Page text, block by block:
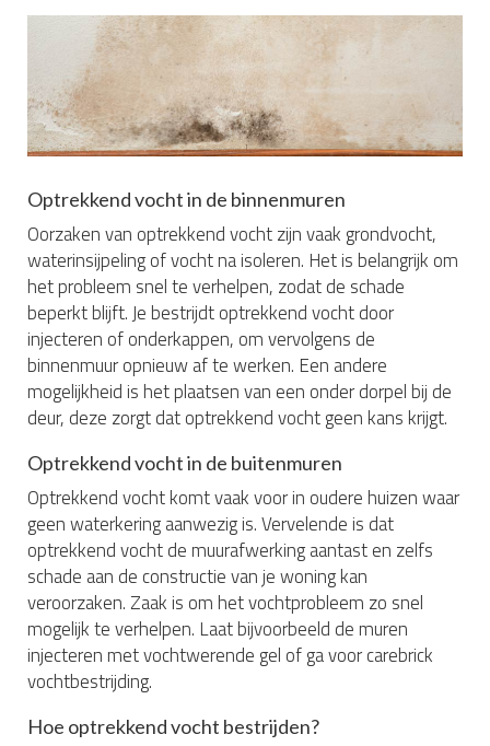
Optrekkend vocht in de binnenmuren
Oorzaken van optrekkend vocht zijn vaak grondvocht,
waterinsijpeling of vocht na isoleren. Het is belangrijk om
het probleem snel te verhelpen, zodat de schade
beperkt blijft. Je bestrijdt optrekkend vocht door
injecteren of onderkappen, om vervolgens de
binnenmuur opnieuw af te werken. Een andere
mogelijkheid is het plaatsen van een onder dorpel bij de
deur, deze zorgt dat optrekkend vocht geen kans krijgt.
Optrekkend vocht in de buitenmuren
Optrekkend vocht komt vaak voor in oudere huizen waar
geen waterkering aanwezig is. Vervelende is dat
optrekkend vocht de muurafwerking aantast en zelfs
schade aan de constructie van je woning kan
veroorzaken. Zaak is om het vochtprobleem zo snel
mogelijk te verhelpen. Laat bijvoorbeeld de muren
injecteren met vochtwerende gel of ga voor carebrick
vochtbestrijding.
Hoe optrekkend vocht bestrijden?